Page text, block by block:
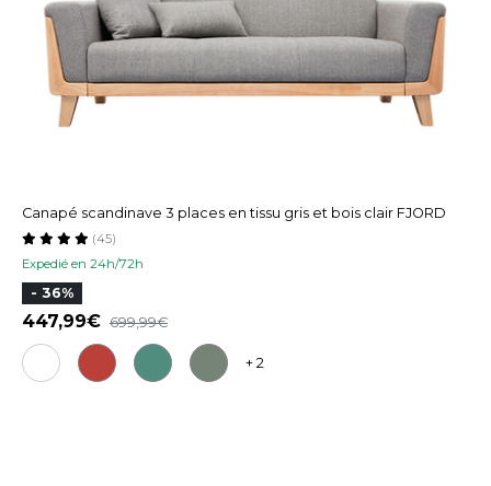
Canapé scandinave 3 places en tissu gris et bois clair FJORD
Expedié en 24h/72h
(45)
- 36%
447,99 699,99
+ 2